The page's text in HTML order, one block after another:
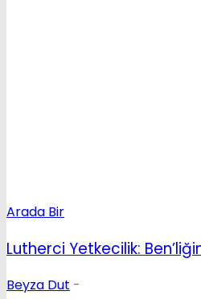
Arada Bir
Lutherci Yetkecilik:
Beyza Dut -